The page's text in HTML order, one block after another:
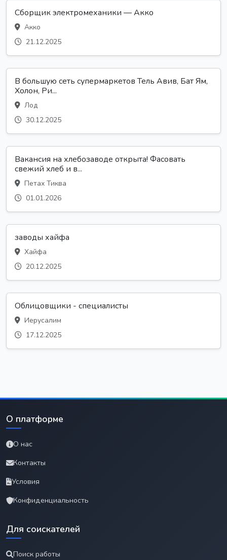
Сборщик электромеханики — Акко
Акко
21.12.2025
В большую сеть супермаркетов Тель Авив, Бат Ям,
Холон, Ри...
Лод
30.12.2025
Вакансия на хлебозаводе открыта! Фасовать
свежий хлеб и в...
Петах Тиква
01.01.2026
заводы хайфа
Хайфа
20.12.2025
Облицовщики - специалисты
Иерусалим
17.12.2025
О платформе
О нас
Контакты
Условия
Конфиденциальность
Для соискателей
Поиск работы